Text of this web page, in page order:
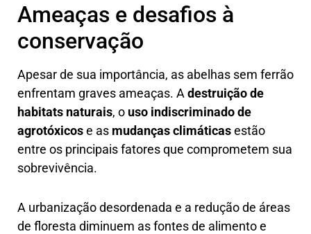
Ameaças e desafios à
conservação
Apesar de sua importância, as abelhas sem ferrão
enfrentam graves ameaças. A destruição de
habitats naturais, o uso indiscriminado de
agrotóxicose as mudanças climáticasestão
entre os principais fatores que comprometem sua
sobrevivência.
A urbanização desordenada e a redução de áreas
de floresta diminuem as fontes de alimento e